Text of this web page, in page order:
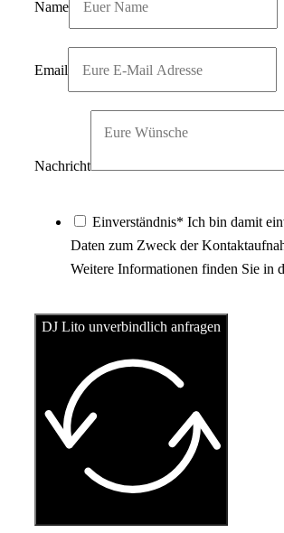
Name
Email
Nachricht
Einverständnis* Ich bin damit
Daten zum Zweck der
Weitere Informationen finden Sie in
DJ Lito unverbindlich anfragen